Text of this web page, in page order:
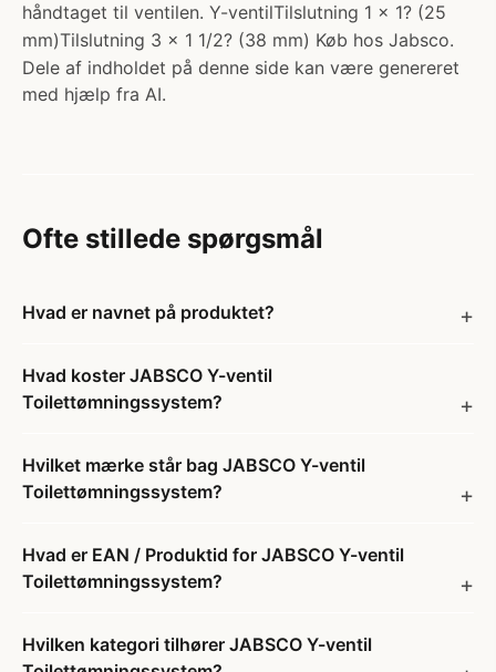
håndtaget til ventilen. Y-ventilTilslutning 1 x 1? (25
mm)Tilslutning 3 x 1 1/2? (38 mm) Køb hos Jabsco.
Dele af indholdet på denne side kan være genereret
med hjælp fra AI.
Ofte stillede spørgsmål
Hvad er navnet på produktet?
Hvad koster JABSCO Y-ventil
Toilettømningssystem?
Hvilket mærke står bag JABSCO Y-ventil
Toilettømningssystem?
Hvad er EAN / Produktid for JABSCO Y-ventil
Toilettømningssystem?
Hvilken kategori tilhører JABSCO Y-ventil